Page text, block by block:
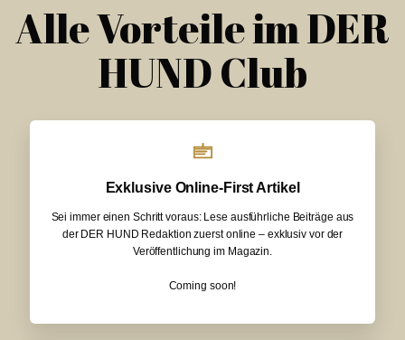
Alle Vorteile im DER
HUND Club
Exklusive Online-First Artikel
Sei immer einen Schritt voraus: Lese ausführliche Beiträge aus
der DER HUND Redaktion zuerst online – exklusiv vor der
Veröffentlichung im Magazin.
Coming soon!